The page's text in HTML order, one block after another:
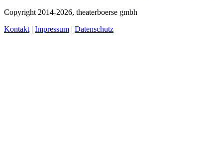
Copyright 2014-2026, theaterboerse gmbh
Kontakt | Impressum | Datenschutz